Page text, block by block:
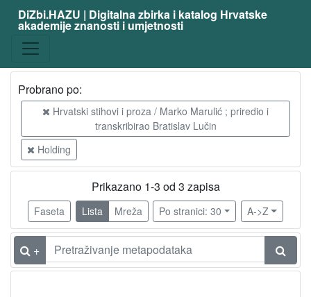
DiZbi.HAZU | Digitalna zbirka i katalog Hrvatske
akademije znanosti i umjetnosti
Probrano po:
Hrvatski stihovi i proza / Marko Marulić ; priredio i
transkribirao Bratislav Lučin
Holding
Prikazano 1-3 od 3 zapisa
Faseta Lista Mreža Po stranici: 30 A->Z
+